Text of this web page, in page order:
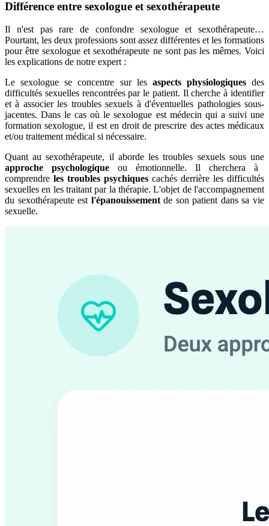
Différence entre sexologue et sexothérapeute
Il n'est pas rare de confondre sexologue et sexothérapeute…
Pourtant, les deux professions sont assez différentes et les formations
pour être sexologue et sexothérapeute ne sont pas les mêmes. Voici
les explications de notre expert :
Le sexologue se concentre sur lesaspects physiologiquesdes
difficultés sexuelles rencontrées par le patient. Il cherche à identifier
et à associer les troubles sexuels à d'éventuelles pathologies sous-
jacentes. Dans le cas où le sexologue est médecin qui a suivi une
formation sexologue, il est en droit de prescrire des actes médicaux
et/ou traitement médical si nécessaire.
Quant au sexothérapeute, il aborde les troubles sexuels sous une
approche psychologique ou émotionnelle. Il cherchera à
comprendre les troubles psychiques cachés derrière les difficultés
sexuelles en les traitant par la thérapie. L'objet de l'accompagnement
du sexothérapeute est l'épanouissementde son patient dans sa vie
sexuelle.